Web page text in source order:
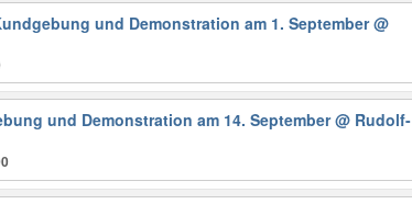
und Demonstration am 1. September@
und Demonstration am 14. September@ Rudolf-